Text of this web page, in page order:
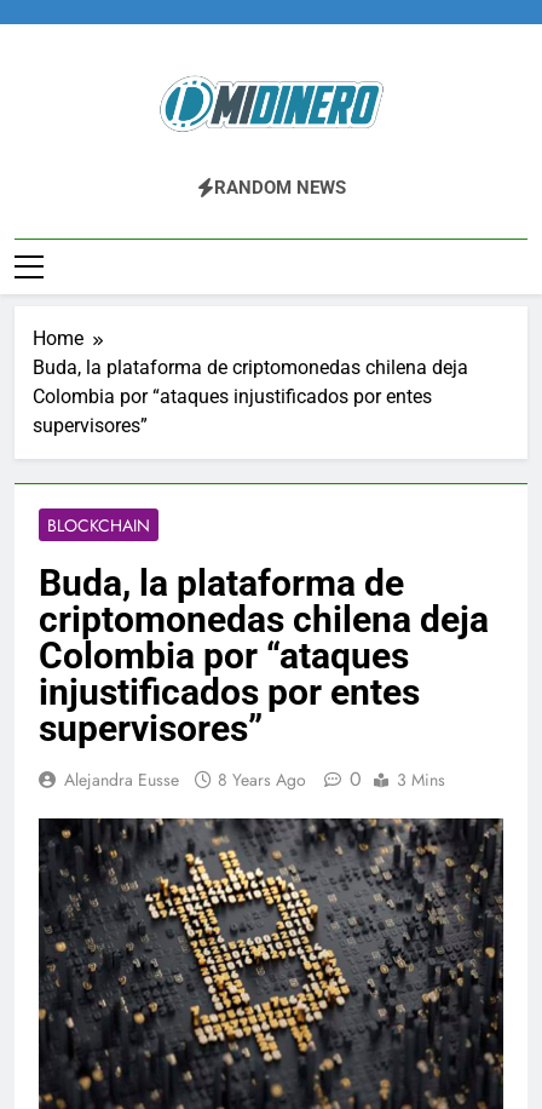
Midinero.co
Fintech, Criptomonedas
RANDOM NEWS
Home
Buda, la plataforma de criptomonedas chilena deja
Colombia por “ataques injustificados por entes
supervisores”
BLOCKCHAIN
Buda, la plataforma de
criptomonedas chilena deja
Colombia por “ataques
injustificados por entes
supervisores”
Alejandra Eusse 8 Years Ago 0 3 Mins